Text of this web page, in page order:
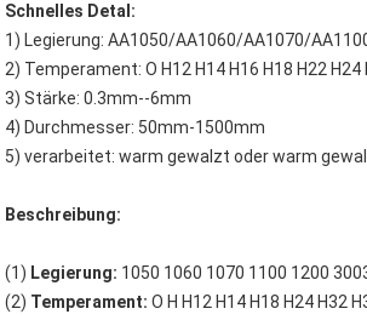
Schnelles Detal:
1) Legierung: AA1050/AA1060/AA1070/
2) Temperament: O H12 H14 H16 H18 H22 H24
3) Stärke: 0.3mm--6mm
4) Durchmesser: 50mm-1500mm
5) verarbeitet: warm gewalzt oder warm
Beschreibung:
(1) Legierung: 1050 1060 1070 1100 1200
(2) Temperament: O H H12 H14 H18 H24 H32